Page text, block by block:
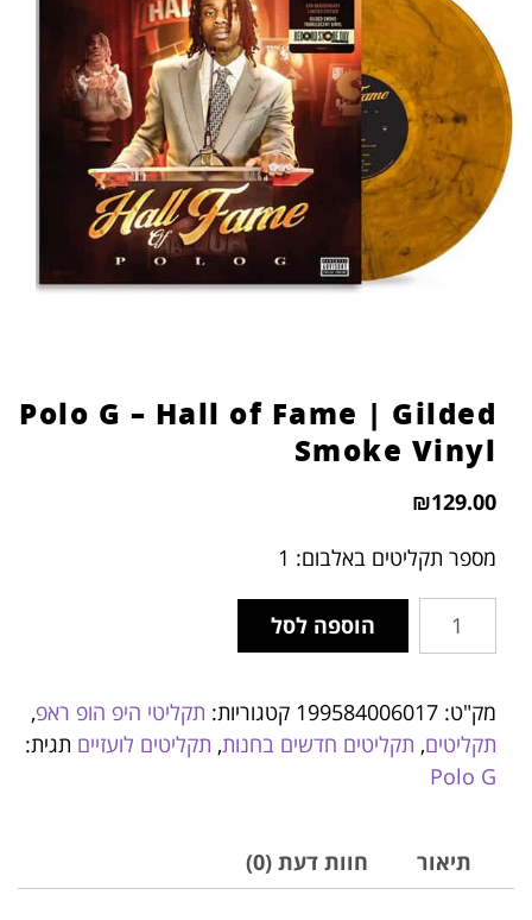
Polo G – Hall of Fame | Gilded
Smoke Vinyl
₪129.00
מספר תקליטים באלבום: 1
הוספה לסל
מק"ט: 199584006017 קטגוריות: תקליטי היפ הופ ראפ,
תקליטים, תקליטים חדשים בחנות, תקליטים לועזיים תגית:
Polo G
תיאור חוות דעת (0)